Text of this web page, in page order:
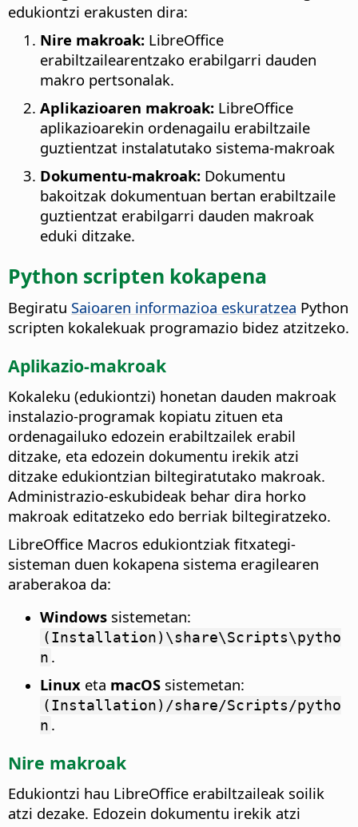
edukiontzi erakusten dira:
Nire makroak: LibreOffice
erabiltzailearentzako erabilgarri dauden
makro pertsonalak.
Aplikazioaren makroak: LibreOffice
aplikazioarekin ordenagailu erabiltzaile
guztientzat instalatutako sistema-makroak
Dokumentu-makroak: Dokumentu
bakoitzak dokumentuan bertan erabiltzaile
guztientzat erabilgarri dauden makroak
eduki ditzake.
Python scripten kokapena
Begiratu Saioaren informazioa eskuratzea Python
scripten kokalekuak programazio bidez atzitzeko.
Aplikazio-makroak
Kokaleku (edukiontzi) honetan dauden makroak
instalazio-programak kopiatu zituen eta
ordenagailuko edozein erabiltzailek erabil
ditzake, eta edozein dokumentu irekik atzi
ditzake edukiontzian biltegiratutako makroak.
Administrazio-eskubideak behar dira horko
makroak editatzeko edo berriak biltegiratzeko.
LibreOffice Macros edukiontziak fitxategi-
sisteman duen kokapena sistema eragilearen
araberakoa da:
Windows sistemetan:
(Installation)\share\Scripts\pytho
n .
Linux eta macOS sistemetan:
(Installation)/share/Scripts/pytho
n .
Nire makroak
Edukiontzi hau LibreOffice erabiltzaileak soilik
atzi dezake. Edozein dokumentu irekik atzi